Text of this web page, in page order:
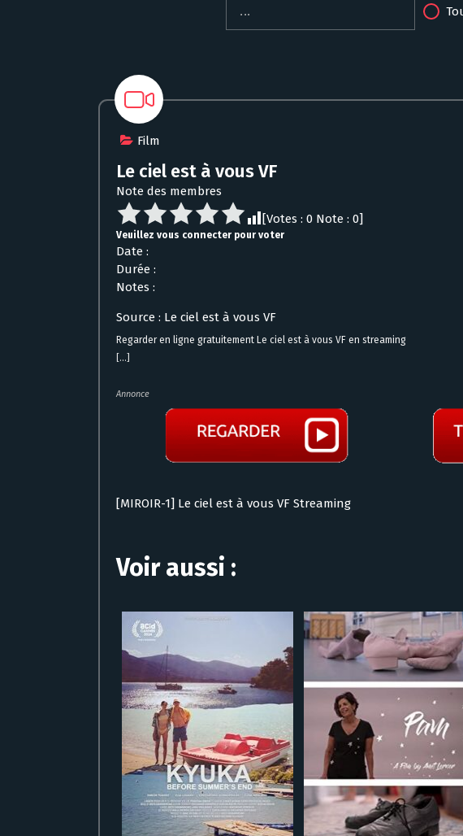
Film
Le ciel est à vous VF
Note des membres
[Votes : 0 Note : 0]
Veuillez vous connecter pour voter
Date :
Durée :
Notes :
Source : Le ciel est à vous VF
Regarder en ligne gratuitement Le ciel est à vous VF en streaming
[...]
Annonce
[MIROIR-1] Le ciel est à vous VF Streaming
Voir aussi :